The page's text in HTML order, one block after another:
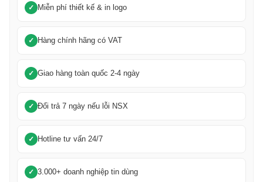
Miễn phí thiết kế & in logo
Hàng chính hãng có VAT
Giao hàng toàn quốc 2-4 ngày
Đổi trả 7 ngày nếu lỗi NSX
Hotline tư vấn 24/7
3.000+ doanh nghiệp tin dùng